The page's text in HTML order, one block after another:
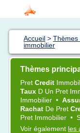
Accueil > Thèmes
immobilier
Thèmes
Pret Credit
Taux D Un Pret
Immobilier •
Rachat De Pret
Pret Immobilier •
Voir également les